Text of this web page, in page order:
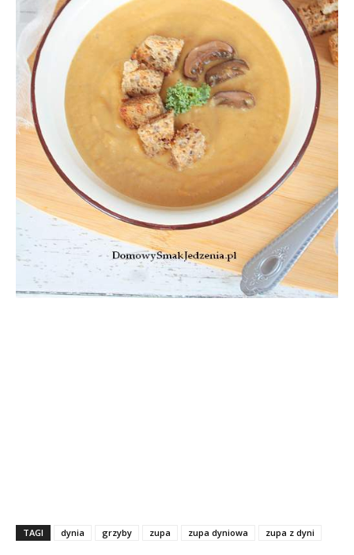
TAGI dynia grzyby zupa zupa dyniowa zupa z dyni